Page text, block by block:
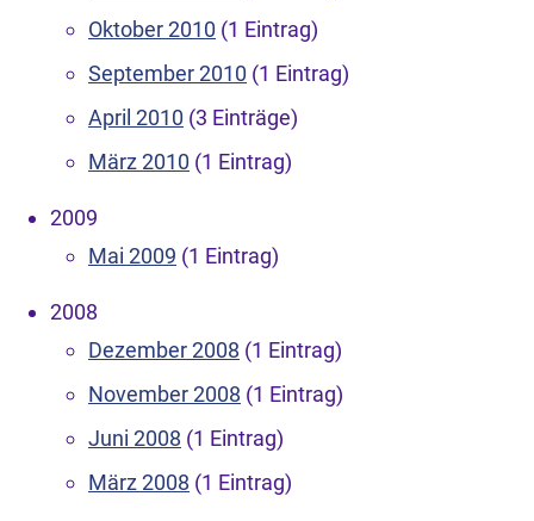
Oktober 2010 (1 Eintrag)
September 2010 (1 Eintrag)
April 2010 (3 Einträge)
März 2010 (1 Eintrag)
2009
Mai 2009 (1 Eintrag)
2008
Dezember 2008 (1 Eintrag)
November 2008 (1 Eintrag)
Juni 2008 (1 Eintrag)
März 2008 (1 Eintrag)